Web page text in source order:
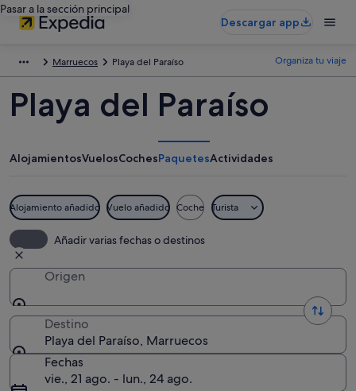
Pasar a la sección principal
Descargar app
Marruecos Playa del Paraíso Organiza tu viaje
Playa del Paraíso
AlojamientosVuelosCochesPaquetesActividades
Alojamiento añadido Vuelo añadido Coche Turista
Añadir varias fechas o destinos
Origen
Destino
Playa del Paraíso, Marruecos
Fechas
vie., 21 ago. - lun., 24 ago.